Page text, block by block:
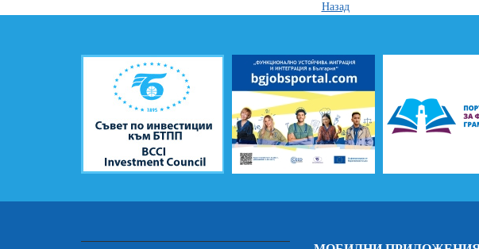
Назад